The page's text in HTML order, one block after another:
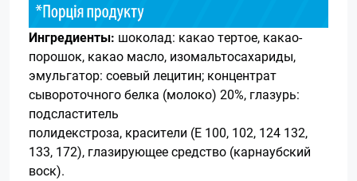
Ингредиенты: шоколад: какао тертое, какао-
порошок, какао масло, изомальтосахариды,
эмульгатор: соевый лецитин; концентрат
сывороточного белка (молоко) 20%, глазурь:
подсластитель
полидекстроза, красители (Е 100, 102, 124 132,
133, 172), глазирующее средство (карнаубский
воск).